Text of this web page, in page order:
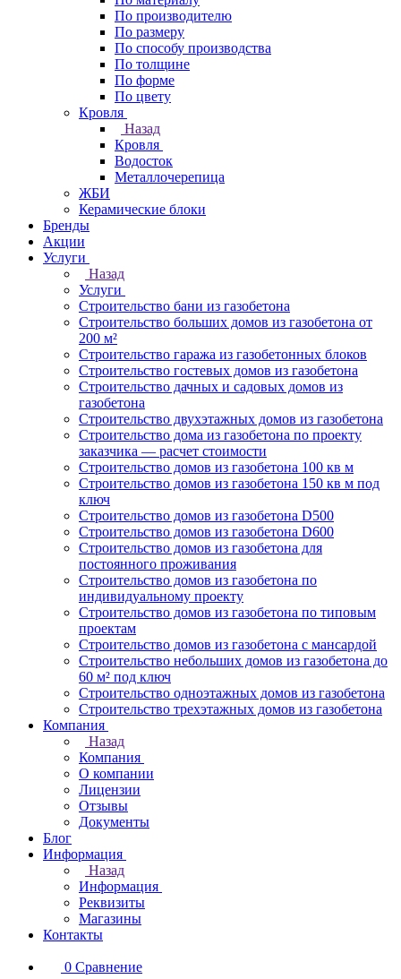
По производителю
По размеру
По способу производства
По толщине
По форме
По цвету
Кровля
Назад
Кровля
Водосток
Металлочерепица
ЖБИ
Керамические блоки
Бренды
Акции
Услуги
Назад
Услуги
Строительство бани из газобетона
Строительство больших домов из газобетона от
200 м²
Строительство гаража из газобетонных блоков
Строительство гостевых домов из газобетона
Строительство дачных и садовых домов из
газобетона
Строительство двухэтажных домов из газобетона
Строительство дома из газобетона по проекту
заказчика — расчет стоимости
Строительство домов из газобетона 100 кв м
Строительство домов из газобетона 150 кв м под
ключ
Строительство домов из газобетона D500
Строительство домов из газобетона D600
Строительство домов из газобетона для
постоянного проживания
Строительство домов из газобетона по
индивидуальному проекту
Строительство домов из газобетона по типовым
проектам
Строительство домов из газобетона с мансардой
Строительство небольших домов из газобетона до
60 м² под ключ
Строительство одноэтажных домов из газобетона
Строительство трехэтажных домов из газобетона
Компания
Назад
Компания
О компании
Лицензии
Отзывы
Документы
Блог
Информация
Назад
Информация
Реквизиты
Магазины
Контакты
0 Сравнение